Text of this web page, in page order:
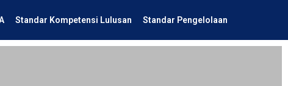
Standar Kompetensi Lulusan Standar Pengelolaan